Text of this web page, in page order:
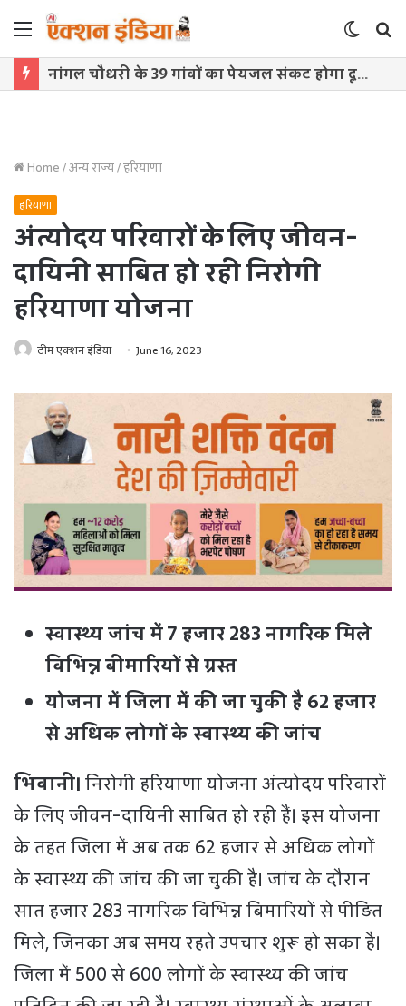
Menu
Switch
skin
नांगल चौधरी के 39 गांवों का पेयजल संकट होगा दूर, 352 करोड़ से बनेंगे तीन जलाशय
Home/अन्य राज्य/हरियाणा
हरियाणा
अंत्योदय परिवारों के लिए जीवन-
दायिनी साबित हो रही निरोगी
हरियाणा योजना
टीम एक्शन इंडिया June 16, 2023
स्वास्थ्य जांच में 7 हजार 283 नागरिक मिले
विभिन्न बीमारियों से ग्रस्त
योजना में जिला में की जा चुकी है 62 हजार
से अधिक लोगों के स्वास्थ्य की जांच
भिवानी।निरोगी हरियाणा योजना अंत्योदय परिवारों
के लिए जीवन-दायिनी साबित हो रही हैं। इस योजना
के तहत जिला में अब तक 62 हजार से अधिक लोगों
के स्वास्थ्य की जांच की जा चुकी है। जांच के दौरान
सात हजार 283 नागरिक विभिन्न बिमारियों से पीड़ित
मिले, जिनका अब समय रहते उपचार शुरू हो सका है।
जिला में 500 से 600 लोगों के स्वास्थ्य की जांच